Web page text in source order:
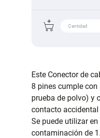
Este Conector de
8 pines cumple
prueba de polvo) y
contacto
Se puede utilizar
contaminación de